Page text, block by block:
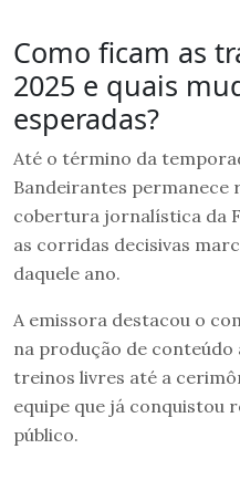
Como ficam as
2025 e quais
esperadas?
Até o término da
Bandeirantes permanece
cobertura jornalística da
as corridas decisivas
daquele ano.
A emissora destacou o
na produção de
treinos livres até a
equipe que já conquistou
público.